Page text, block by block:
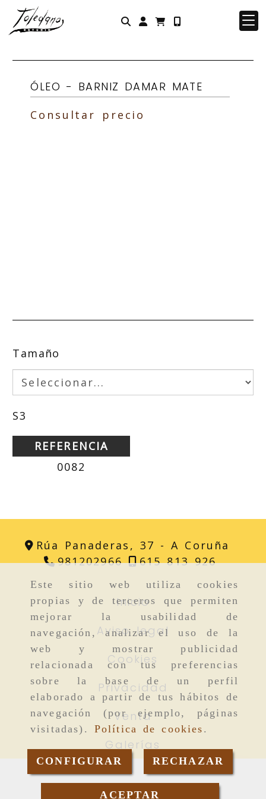
Este sitio web utiliza cookies
propias y de terceros que permiten
mejorar la usabilidad de
navegación, analizar el uso de la
web y mostrar publicidad
relacionada con tus preferencias
sobre la base de un perfil
elaborado a partir de tus hábitos de
navegación (por ejemplo, páginas
visitadas). Política de cookies .
CONFIGURAR RECHAZAR
ACEPTAR
Identifícate
ÓLEO - BARNIZ DAMAR MATE
Consultar precio
Tamaño
S3
REFERENCIA
0082
Consultar precio
Rúa Panaderas, 37 -A Coruña
981202966
615 813 926
Inicio
Aviso legal
Cookies
Privacidad
Venta
Galerías